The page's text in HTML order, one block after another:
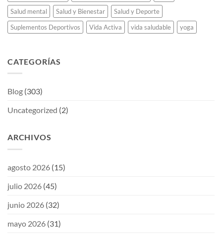
Salud mental
Salud y Bienestar
Salud y Deporte
Suplementos Deportivos
Vida Activa vida saludable yoga
CATEGORÍAS
Blog (303)
Uncategorized (2)
ARCHIVOS
agosto 2026 (15)
julio 2026 (45)
junio 2026 (32)
mayo 2026 (31)